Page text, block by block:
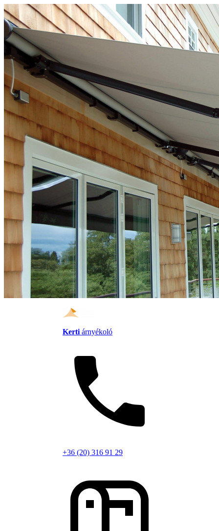
Kerti árnyékoló
+36 (20) 316 91 29